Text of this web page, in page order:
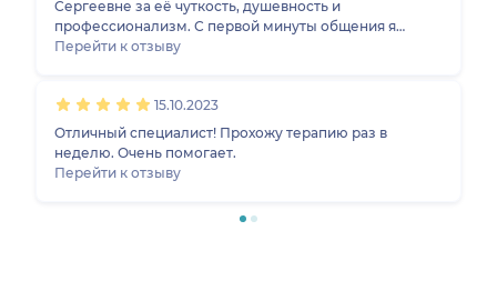
Сергеевне за её чуткость, душевность и
профессионализм. С первой минуты общения я
почувствовала себя комфортно, в безопасности,
Благодаря ей научилась справляться с тревогой,
помогать себе при стрессовых ситуациях. От души
рекомендую, как деликатного и грамотного
специалиста!
Перейти к отзыву
15.10.2023
Отличный специалист! Прохожу терапию раз в
неделю. Очень помогает.
Перейти к отзыву